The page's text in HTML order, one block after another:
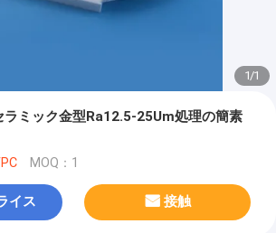
1/1
ラミック金型Ra12.5-25Um処理の簡素
MOQ：1
イス 接触